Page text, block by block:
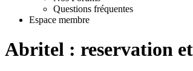
Questions fréquentes
Espace membre
Abritel : reservation